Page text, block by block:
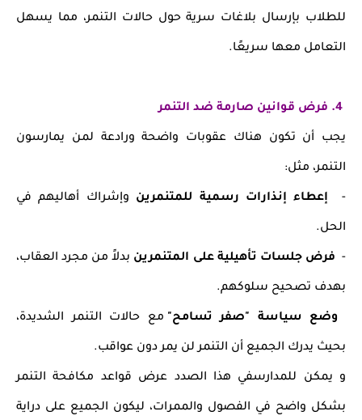
للطلاب بإرسال بلاغات سرية حول حالات التنمر، مما يسهل
التعامل معها سريعًا.
يجب أن تكون هناك عقوبات واضحة ورادعة لمن يمارسون
التنمر، مثل:
- إعطاء إنذارات رسمية للمتنمرين وإشراك أهاليهم في
الحل.
- فرض جلسات تأهيلية على المتنمرين بدلاً من مجرد العقاب،
بهدف تصحيح سلوكهم.
وضع سياسة "صفر تسامح" مع حالات التنمر الشديدة،
بحيث يدرك الجميع أن التنمر لن يمر دون عواقب.
و يمكن للمدارسفي هذا الصدد عرض قواعد مكافحة التنمر
بشكل واضح في الفصول والممرات، ليكون الجميع على دراية